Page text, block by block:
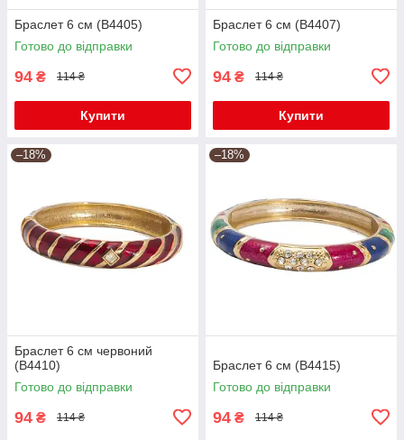
Браслет 6 см (В4405)
Готово до відправки
94 ₴ 114 ₴
Купити
Браслет 6 см (В4407)
Готово до відправки
94 ₴ 114 ₴
Купити
–18%
Браслет 6 см червоний
(B4410)
Готово до відправки
94 ₴ 114 ₴
–18%
Браслет 6 см (В4415)
Готово до відправки
94 ₴ 114 ₴